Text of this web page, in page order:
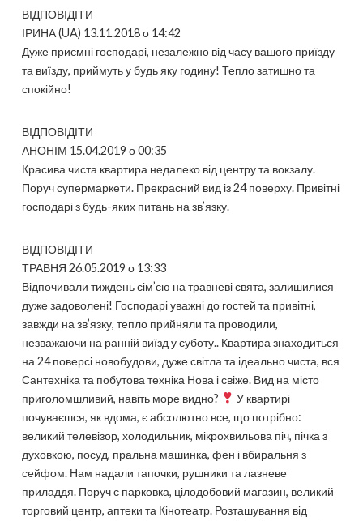
ВІДПОВІДІТИ
ІРИНА (UA) 13.11.2018 о 14:42
Дуже приємні господарі, незалежно від часу вашого приїзду
та виїзду, приймуть у будь яку годину! Тепло затишно та
спокійно!
ВІДПОВІДІТИ
АНОНІМ 15.04.2019 о 00:35
Красива чиста квартира недалеко від центру та вокзалу.
Поруч супермаркети. Прекрасний вид із 24 поверху. Привітні
господарі з будь-яких питань на зв’язку.
ВІДПОВІДІТИ
ТРАВНЯ 26.05.2019 о 13:33
Відпочивали тиждень сім’єю на травневі свята, залишилися
дуже задоволені! Господарі уважні до гостей та привітні,
завжди на зв’язку, тепло прийняли та проводили,
незважаючи на ранній виїзд у суботу.. Квартира знаходиться
на 24 поверсі новобудови, дуже світла та ідеально чиста, вся
Сантехніка та побутова техніка Нова і свіже. Вид на місто
приголомшливий, навіть море видно?
У квартирі
почуваєшся, як вдома, є абсолютно все, що потрібно:
великий телевізор, холодильник, мікрохвильова піч, пічка з
духовкою, посуд, пральна машинка, фен і вбиральня з
сейфом. Нам надали тапочки, рушники та лазневе
приладдя. Поруч є парковка, цілодобовий магазин, великий
торговий центр, аптеки та Кінотеатр. Розташування від